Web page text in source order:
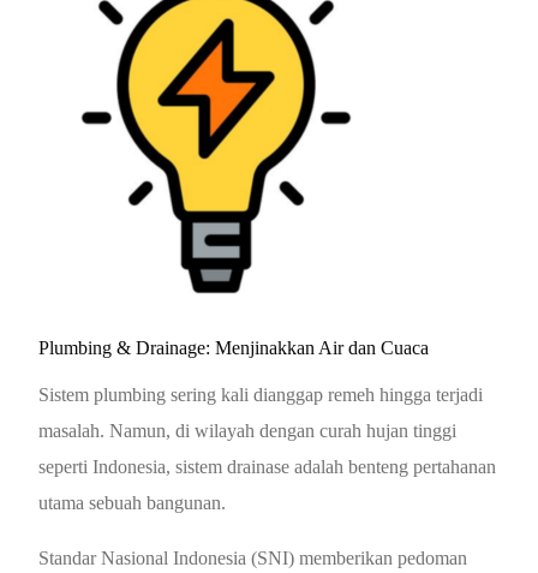
Plumbing & Drainage: Menjinakkan Air dan Cuaca
Sistem plumbing sering kali dianggap remeh hingga terjadi
masalah. Namun, di wilayah dengan curah hujan tinggi
seperti Indonesia, sistem drainase adalah benteng pertahanan
utama sebuah bangunan.
Standar Nasional Indonesia (SNI) memberikan pedoman